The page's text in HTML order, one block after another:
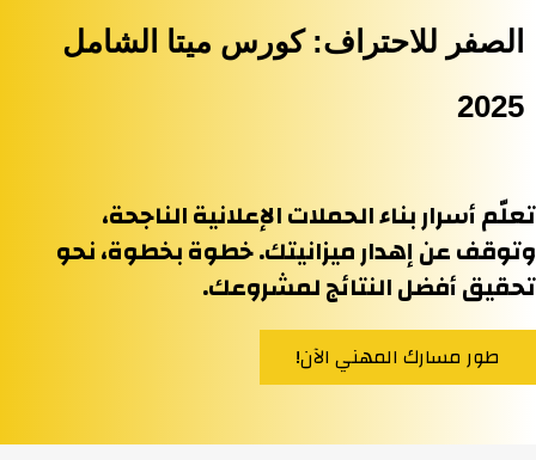
الصفر للاحتراف: كورس ميتا الشامل
2025
أسرار بناء الحملات الإعلانية الناجحة،
عن إهدار ميزانيتك. خطوة بخطوة، نحو
أفضل النتائج لمشروعك.
طور مسارك المهني الآن!